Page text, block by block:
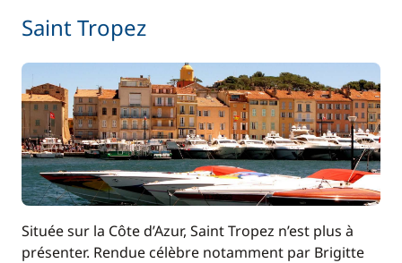
Saint Tropez
Située sur la Côte d’Azur, Saint Tropez n’est plus à
présenter. Rendue célèbre notamment par Brigitte